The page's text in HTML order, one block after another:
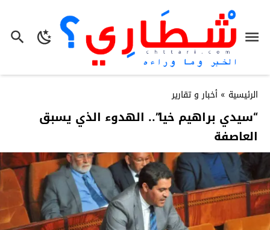
الرئيسية » أخبار و تقارير
“سيدي براهيم خيا”.. الهدوء الذي يسبق
العاصفة